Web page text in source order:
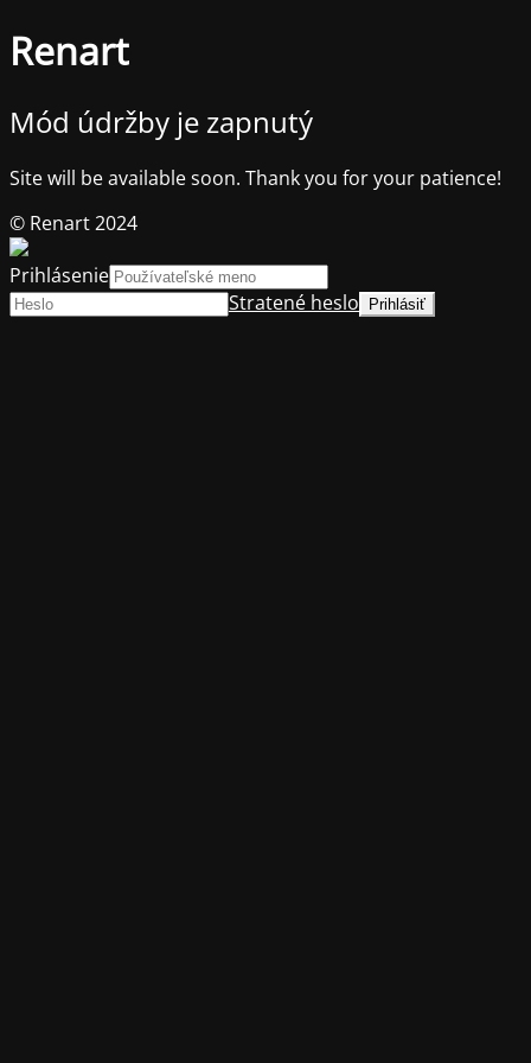
Renart
Mód údržby je zapnutý
Site will be available soon. Thank you for your patience!
© Renart 2024
Prihlásenie
Stratené heslo